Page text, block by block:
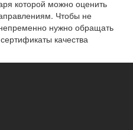
которой можно оценить
Чтобы не
нужно обращать
качества